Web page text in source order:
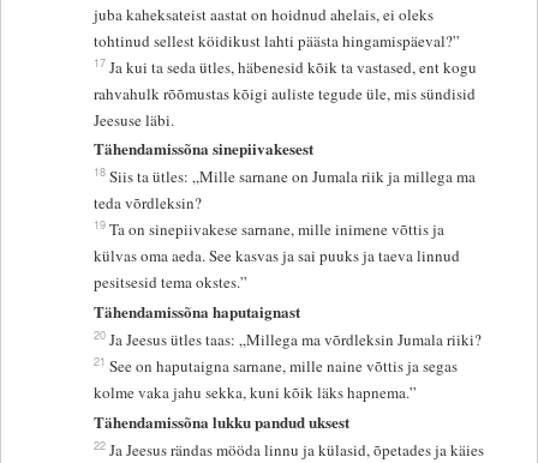
juba kaheksateist aastat on hoidnud ahelais, ei oleks
tohtinud sellest köidikust lahti päästa hingamispäeval?”
17 Ja kui ta seda ütles, häbenesid kõik ta vastased, ent kogu
rahvahulk rõõmustas kõigi auliste tegude üle, mis sündisid
Jeesuse läbi.
Tähendamissõna sinepiivakesest
18 Siis ta ütles: „Mille sarnane on Jumala riik ja millega ma
teda võrdleksin?
19 Ta on sinepiivakese sarnane, mille inimene võttis ja
külvas oma aeda. See kasvas ja sai puuks ja taeva linnud
pesitsesid tema okstes.”
Tähendamissõna haputaignast
20 Ja Jeesus ütles taas: „Millega ma võrdleksin Jumala riiki?
21 See on haputaigna sarnane, mille naine võttis ja segas
kolme vaka jahu sekka, kuni kõik läks hapnema.”
Tähendamissõna lukku pandud uksest
22 Ja Jeesus rändas mööda linnu ja külasid, õpetades ja käies